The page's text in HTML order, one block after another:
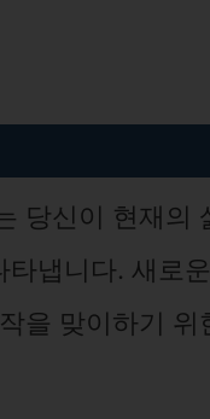
당신이 현재의
냅니다. 새로운
을 맞이하기 위